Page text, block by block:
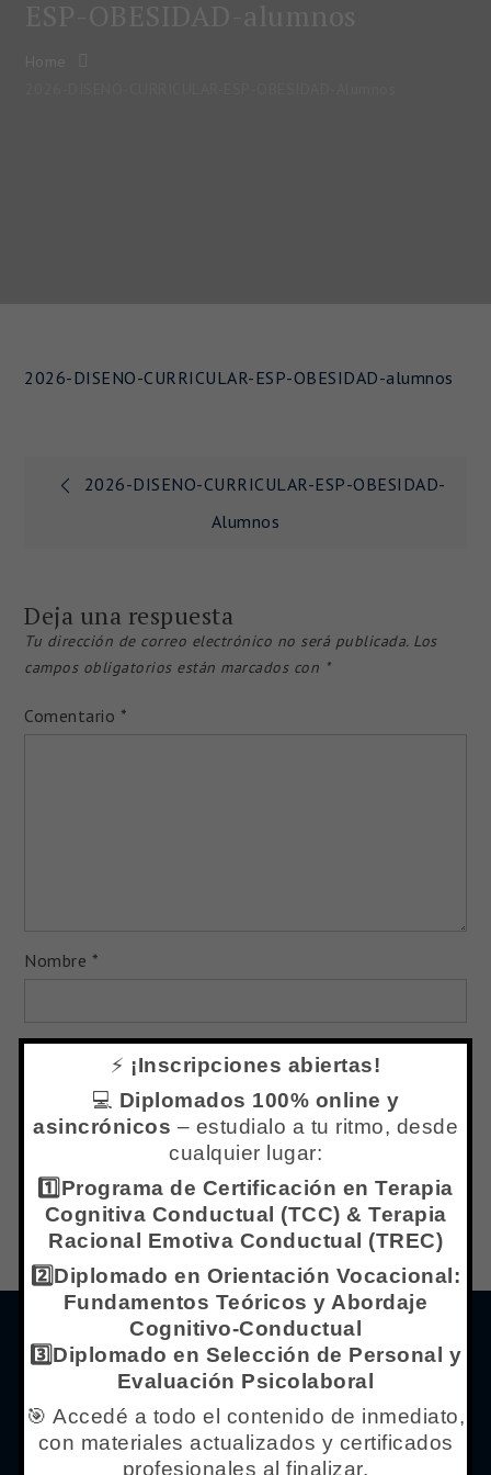
2026-DISENO-CURRICULAR-ESP-OBESIDAD-alumnos
Navegación
2026-DISENO-CURRICULAR-ESP-OBESIDAD-
Alumnos
Deja una respuesta
Tu dirección de correo electrónico no será publicada. Los
campos obligatorios están marcados con *
Comentario *
Nombre *
Correo electrónico*
Web
Menú de Navegación
Inicio
¿Qué es Centro IPPC?
⚡ ¡Inscripciones abiertas!
💻 Diplomados 100% online y
asincrónicos – estudialo a tu ritmo, desde
cualquier lugar:
1️⃣Programa de Certificación en Terapia
Cognitiva Conductual (TCC) & Terapia
Racional Emotiva Conductual (TREC)
2️⃣Diplomado en Orientación Vocacional:
Fundamentos Teóricos y Abordaje
Cognitivo-Conductual
3️⃣Diplomado en Selección de Personal y
Evaluación Psicolaboral
🎯 Accedé a todo el contenido de inmediato,
con materiales actualizados y certificados
profesionales al finalizar.